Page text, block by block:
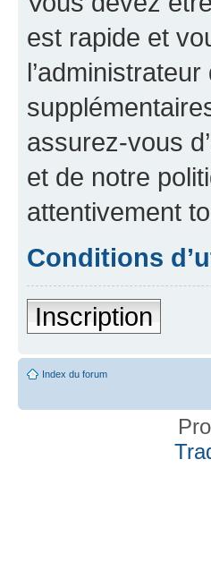
est rapide et
assurez-vous
et de notre
attentivement
Conditions
Inscription
Index du forum